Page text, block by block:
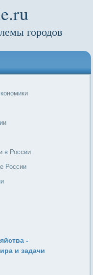
городов
в России
России
-
и задачи